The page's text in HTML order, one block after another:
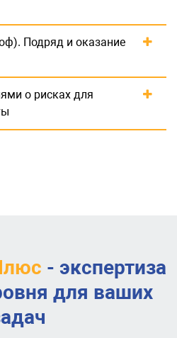
Подряд и оказание
о рисках для
- экспертиза
для ваших